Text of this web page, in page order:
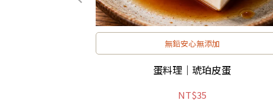
無鉛安心無添加
蛋料理｜琥珀皮蛋
NT$35